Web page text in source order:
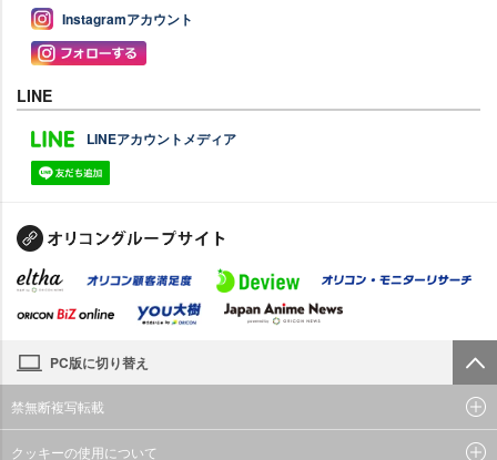
Instagramアカウント
LINE
LINEアカウントメディア
PC版に切り替え
禁無断複写転載
クッキーの使用について